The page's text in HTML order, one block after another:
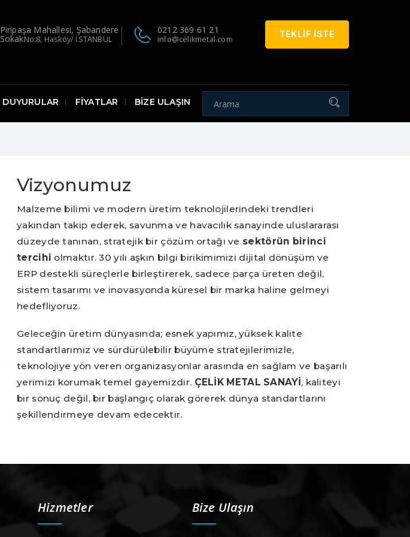
TEKLİF İSTE
0212 369 61 21
info@celikmetal.com
Piripaşa Mahallesi, Şabandere
SokakNo:8, Hasköy/ İSTANBUL
DUYURULAR FİYATLAR BİZE ULAŞIN
Vizyonumuz
Malzeme bilimi ve modern üretim teknolojilerindeki trendleri
yakından takip ederek, savunma ve havacılık sanayinde uluslararası
düzeyde tanınan, stratejik bir çözüm ortağı ve sektörün birinci
tercihi olmaktır. 30 yılı aşkın bilgi birikimimizi dijital dönüşüm ve
ERP destekli süreçlerle birleştirerek, sadece parça üreten değil,
sistem tasarımı ve inovasyonda küresel bir marka haline gelmeyi
hedefliyoruz.
Geleceğin üretim dünyasında; esnek yapımız, yüksek kalite
standartlarımız ve sürdürülebilir büyüme stratejilerimizle,
teknolojiye yön veren organizasyonlar arasında en sağlam ve başarılı
yerimizi korumak temel gayemizdir. ÇELİK METAL SANAYİ, kaliteyi
bir sonuç değil, bir başlangıç olarak görerek dünya standartlarını
şekillendirmeye devam edecektir.
Hizmetler Bize Ulaşın